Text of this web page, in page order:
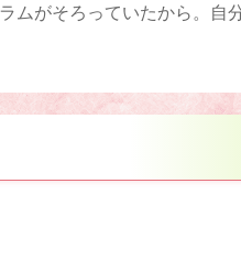
ムがそろっていたから。自